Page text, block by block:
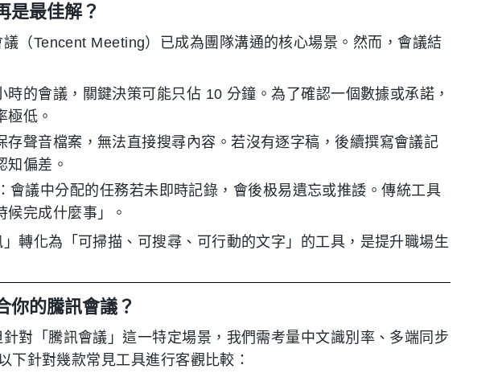
是最佳解？
（Tencent Meeting）已成為團隊溝通的核心場景。然而，會議結
時的會議，關鍵決策可能只佔 10 分鐘。為了確認一個數據或承諾，
極低。
存聲音檔案，無法直接搜尋內容。若沒有逐字稿，後續撰寫會議記
知偏差。
：會議中分配的任務若未即時記錄，會後极易遺忘或推諉。傳統工具
完成什麼事」。
轉化為「可掃描、可搜尋、可行動的文字」的工具，是提升職場生
你的騰訊會議？
對「騰訊會議」這一特定場景，我們需考量中文識別率、多端同步
下針對幾款常見工具進行客觀比較：